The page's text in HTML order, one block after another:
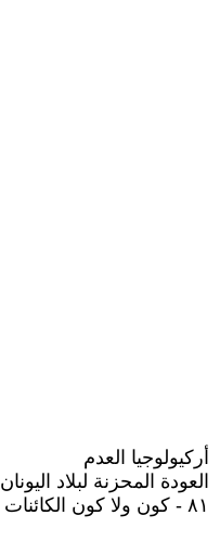
أركيولوجيا العدم
العودة المحزنة لبلاد اليونان
٨١ - كون ولا كون الكائنات